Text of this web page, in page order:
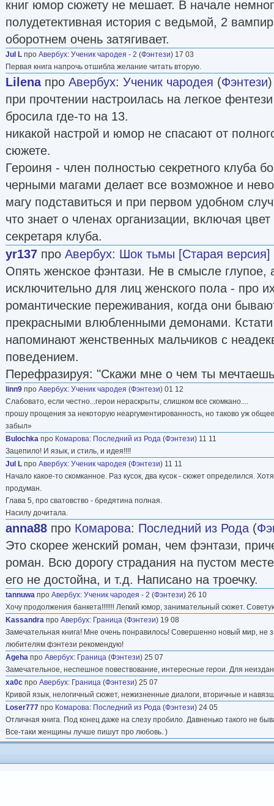
книг юмор сюжету не мешает. В начале
полудетективная история с ведьмой, 2
оборотнем очень затягивает.
Jul L про Авербух: Ученик чародея - 2 (Фэнтези) 17 03
Первая книга напрочь отшибла желание читать вторую.
Lilenaпро Авербух: Ученик чародея (Фэнтези
при прочтении настроилась на легкое
бросила где-то на 13.
никакой настрой и юмор не спасают от
сюжете.
Героиня - член полностью секретного клуба
черными магами делает все возможное и
магу подставиться и при первом удобном
что знает о членах организации, включая
секретаря клуба.
yr137 про Авербух: Шок тьмы [Старая версия]
Опять женское фэнтази. Не в смысле глупое,
исключительно для лиц женского пола - про
романтические переживания, когда они
прекрасными влюбленными демонами.
напоминают женственных мальчиков с
поведением.
Перефразируя: "Скажи мне о чем ты
linn9 про Авербух: Ученик чародея (Фэнтези) 01 12
Слабовато, если честно...герои нераскрыты, слишком все скомкано....
прошу прощения за некоторую неаргументированность, но таково уж
забыл»
Bulochka про Комарова: Последний из Рода (Фэнтези) 11 11
Зацепило! И язык, и стиль, и идея!!!!
Jul L про Авербух: Ученик чародея (Фэнтези) 11 11
Начало какое-то скомканное. Раз кусок, два кусок - сюжет определился.
продуман.
Глава 5, про сватовство - бредятина полная.
Насилу дочитала.
anna88 про Комарова: Последний из Рода (
Это скорее женский роман, чем фэнтази,
роман. Всю дорогу страдания на пустом
его не достойна, и т.д. Написано на троечку.
tannuwa про Авербух: Ученик чародея - 2 (Фэнтези) 26 10
Хочу продолжения банкета!!!!!!! Легкий юмор, занимательный сюжет.
Kassandra про Авербух: Граница (Фэнтези) 19 08
Замечательная книга! Мне очень понравилось! Совершенно новый мир, не
любителям фэнтези рекомендую!
Ageha про Авербух: Граница (Фэнтези) 25 07
Замечательное, неспешное повествование, интересные герои. Для
xa0c про Авербух: Граница (Фэнтези) 25 07
Кривой язык, нелогичный сюжет, нежизненные диалоги, вторичные и
Loser777 про Комарова: Последний из Рода (Фэнтези) 24 05
Отличная книга. Под конец даже на слезу пробило. Давненько такого не
Все-таки женщины лучше пишут про любовь. )